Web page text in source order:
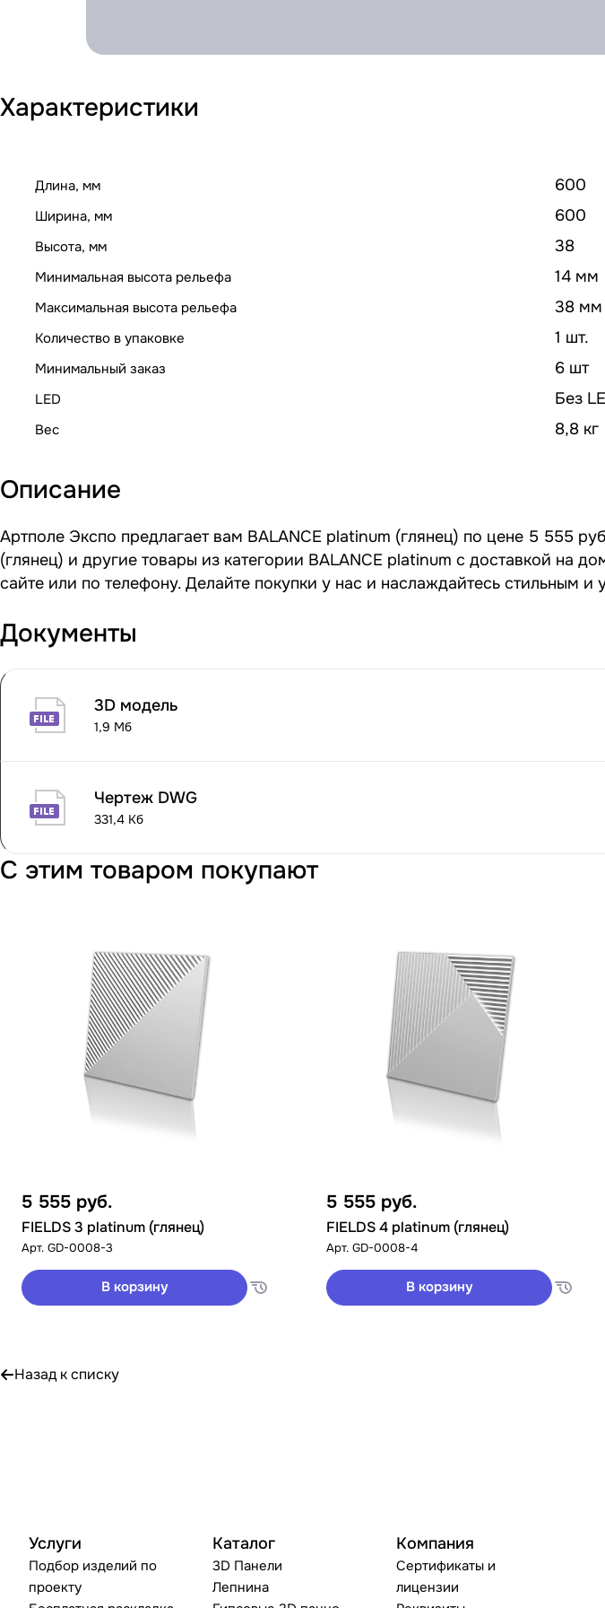
Характеристики
Длина, мм 600
Ширина, мм 600
Высота, мм 38
Минимальная высота рельефа 14 мм
Максимальная высота рельефа 38 мм
Количество в упаковке 1 шт.
Минимальный заказ 6 шт
LED Без
Вес 8,8 кг
Описание
Артполе Экспо предлагает вам BALANCE platinum (глянец) по цене 5 555
(глянец) и другие товары из категории BALANCE platinum с доставкой
сайте или по телефону. Делайте покупки у нас и наслаждайтесь стильным и
Документы
3D модель
1,9 Мб
Чертеж DWG
331,4 Кб
С этим товаром покупают
5 555 руб.
FIELDS 3 platinum (глянец)
Арт. GD-0008-3
В корзину
5 555 руб.
FIELDS 4 platinum (глянец)
Арт. GD-0008-4
В корзину
Назад к списку
Услуги
Подбор изделий по
проекту
Каталог
3D Панели
Лепнина
Компания
Сертификаты и
лицензии